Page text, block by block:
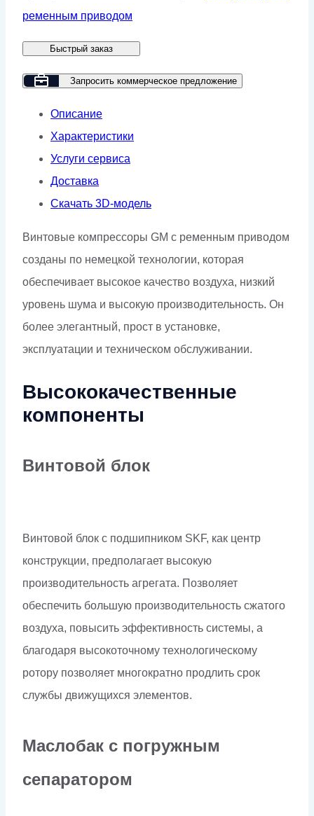
компрессор
GM
55R-
(IP23)
ременным приводом
Быстрый заказ
Запросить коммерческое предложение
Описание
Характеристики
Услуги сервиса
Доставка
Скачать 3D-модель
Винтовые компрессоры GM с ременным приводом
созданы по немецкой технологии, которая
обеспечивает высокое качество воздуха, низкий
уровень шума и высокую производительность. Он
более элегантный, прост в установке,
эксплуатации и техническом обслуживании.
Высококачественные
компоненты
Винтовой блок
Винтовой блок с подшипником SKF, как центр
конструкции, предполагает высокую
производительность агрегата. Позволяет
обеспечить большую производительность сжатого
воздуха, повысить эффективность системы, а
благодаря высокоточному технологическому
ротору позволяет многократно продлить срок
службы движущихся элементов.
Маслобак с погружным
сепаратором